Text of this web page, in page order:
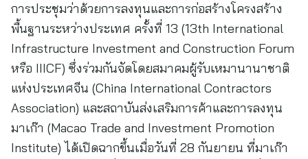
การประชุมว่าด้วยการลงทุนและการก่อสร้างโครงสร้าง
พื้นฐานระหว่างประเทศ ครั้งที่ 13 (13th International
Infrastructure Investment and Construction Forum
หรือ IIICF) ซึ่งร่วมกันจัดโดยสมาคมผู้รับเหมานานาชาติ
แห่งประเทศจีน (China International Contractors
Association) และสถาบันส่งเสริมการค้าและการลงทุน
มาเก๊า (Macao Trade and Investment Promotion
Institute) ได้เปิดฉากขึ้นเมื่อวันที่ 28 กันยายน ที่มาเก๊า